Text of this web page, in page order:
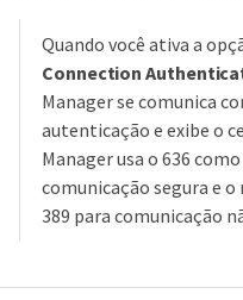
Quando você ativa a
Connection
Manager se comunica
autenticação e exibe o
Manager usa o 636
comunicação segura e
389 para comunicação